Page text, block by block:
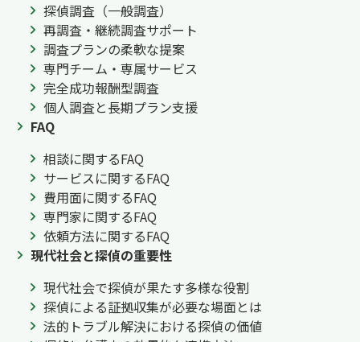
探偵調査（一般調査）
再調査・継続調査サポート
調査プランの柔軟な提案
専門チーム・専属サービス
完全成功報酬型調査
個人調査と長期プラン支援
FAQ
相談に関するFAQ
サービスに関するFAQ
費用面に関するFAQ
専門家に関するFAQ
依頼方法に関するFAQ
現代社会と探偵の重要性
現代社会で探偵が果たす多様な役割
探偵による証拠収集が必要な場面とは
法的トラブル解決における探偵の価値